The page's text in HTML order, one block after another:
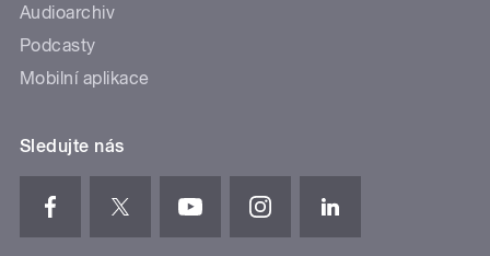
Audioarchiv
Podcasty
Mobilní aplikace
Sledujte nás